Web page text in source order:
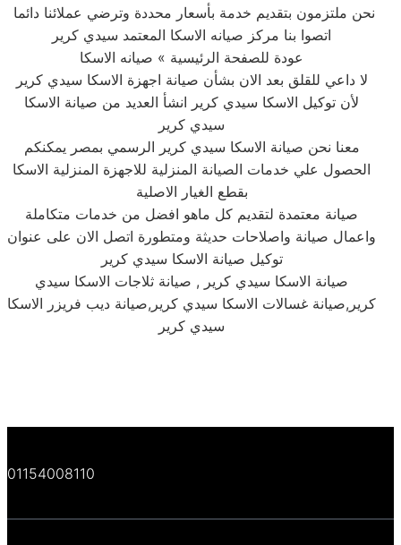
اتصوا بنا مركز صيانه الاسكا المعتمد سيدي كرير
عودة للصفحة الرئيسية » صيانه الاسكا
لا داعي للقلق بعد الان بشأن صيانة اجهزة الاسكا سيدي كرير
لأن توكيل الاسكا سيدي كرير انشأ العديد من صيانة الاسكا
سيدي كرير
معنا نحن صيانة الاسكا سيدي كرير الرسمي بمصر يمكنكم
الحصول علي خدمات الصيانة المنزلية للاجهزة المنزلية الاسكا
بقطع الغيار الاصلية
صيانة معتمدة لتقديم كل ماهو افضل من خدمات متكاملة
واعمال صيانة واصلاحات حديثة ومتطورة اتصل الان على عنوان
توكيل صيانة الاسكا سيدي كرير
صيانة الاسكا سيدي كرير , صيانة ثلاجات الاسكا سيدي
كرير,صيانة غسالات الاسكا سيدي كرير,صيانة ديب فريزر الاسكا
سيدي كرير
01154008110